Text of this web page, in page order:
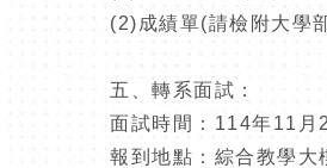
(2) 成績單(請檢附大學
五、轉系面試：
面試時間： 114年11 月
報到地點：綜合教學大